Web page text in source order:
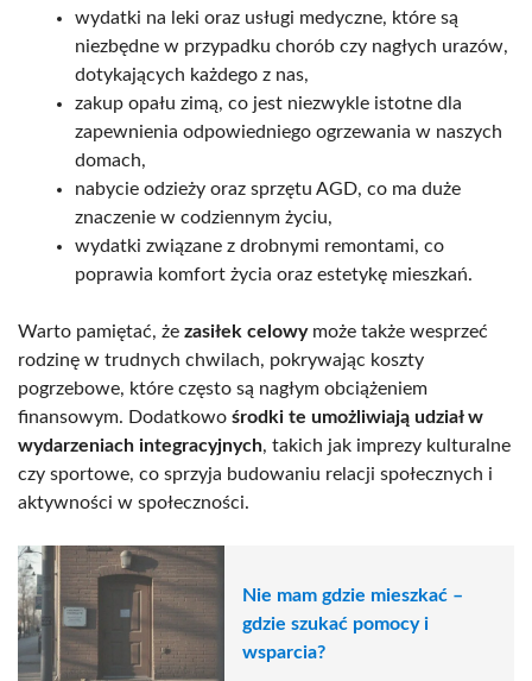
wydatki na leki oraz usługi medyczne, które są
niezbędne w przypadku chorób czy nagłych urazów,
dotykających każdego z nas,
zakup opału zimą, co jest niezwykle istotne dla
zapewnienia odpowiedniego ogrzewania w naszych
domach,
nabycie odzieży oraz sprzętu AGD, co ma duże
znaczenie w codziennym życiu,
wydatki związane z drobnymi remontami, co
poprawia komfort życia oraz estetykę mieszkań.
Warto pamiętać, że zasiłek celowymoże także wesprzeć
rodzinę w trudnych chwilach, pokrywając koszty
pogrzebowe, które często są nagłym obciążeniem
finansowym. Dodatkowo środki te umożliwiają udział w
wydarzeniach integracyjnych, takich jak imprezy kulturalne
czy sportowe, co sprzyja budowaniu relacji społecznych i
aktywności w społeczności.
Nie mam gdzie mieszkać –
gdzie szukać pomocy i
wsparcia?